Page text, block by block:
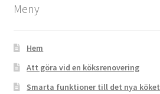
Meny
Hem
Att göra vid en köksrenovering
Smarta funktioner till det nya köket